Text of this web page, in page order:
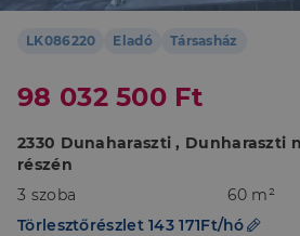
LK086220 Eladó Társasház
98 032 500 Ft
2330 Dunaharaszti , Dunharaszti
részén
3 szoba
60 m²
Törlesztőrészlet 143 171Ft/hó